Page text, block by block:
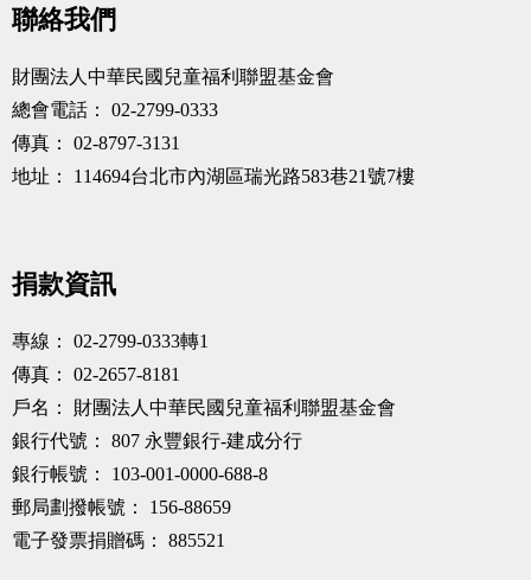
聯絡我們
財團法人中華民國兒童福利聯盟基金會
總會電話：
02-2799-0333
傳真：
02-8797-3131
地址：
114694台北市內湖區瑞光路583巷21號7樓
捐款資訊
專線：
02-2799-0333轉1
傳真：
02-2657-8181
戶名：
財團法人中華民國兒童福利聯盟基金會
銀行代號：
807 永豐銀行-建成分行
銀行帳號：
103-001-0000-688-8
郵局劃撥帳號：
156-88659
電子發票捐贈碼：
885521